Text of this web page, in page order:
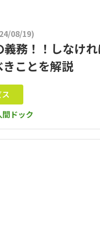
08/19)
務！！しなけ
ことを解説
ス
間ドック